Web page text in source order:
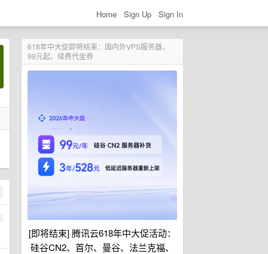
Home Sign Up Sign In
618年中大促即将结束：国内外VPS服务器，
99元起，续费代金券
[即将结束] 腾讯云618年中大促活动：
硅谷CN2、首尔、曼谷、法兰克福、